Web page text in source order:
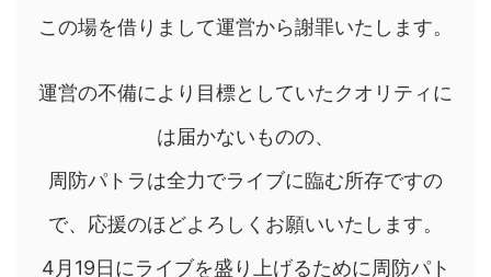
この場を借りまして運営から謝罪いたします。
運営の不備により目標としていたクオリティに
は届かないものの、
周防パトラは全力でライブに臨む所存ですの
で、応援のほどよろしくお願いいたします。
4月19日にライブを盛り上げるために周防パト